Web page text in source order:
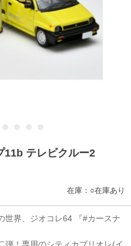
11b テレビクルー2
在庫：○在庫あり
世界、ジオコレ64 『#カースナ